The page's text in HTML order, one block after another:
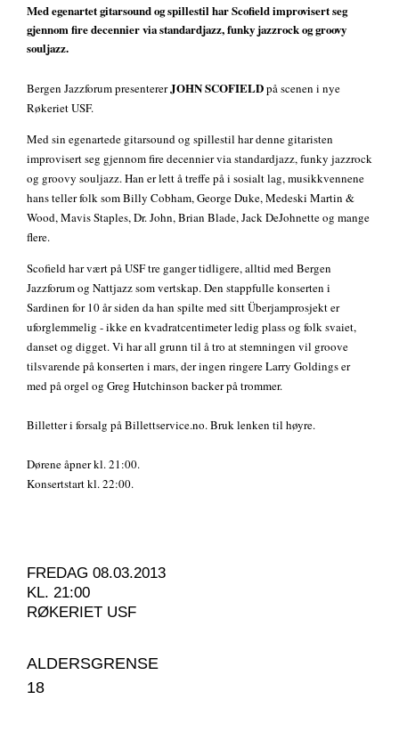
Med egenartet gitarsound og spillestil har Scofield improvisert seg
gjennom fire decennier via standardjazz, funky jazzrock og groovy
souljazz.
Bergen Jazzforum presentererJOHN SCOFIELDpå scenen i nye
Røkeriet USF.
Med sin egenartede gitarsound og spillestil har denne gitaristen
improvisert seg gjennom fire decennier via standardjazz, funky jazzrock
og groovy souljazz. Han er lett å treffe på i sosialt lag, musikkvennene
hans teller folk som Billy Cobham, George Duke, Medeski Martin &
Wood, Mavis Staples, Dr. John, Brian Blade, Jack DeJohnette og mange
flere.
Scofield har vært på USF tre ganger tidligere, alltid med Bergen
Jazzforum og Nattjazz som vertskap. Den stappfulle konserten i
Sardinen for 10 år siden da han spilte med sitt Überjamprosjekt er
uforglemmelig - ikke en kvadratcentimeter ledig plass og folk svaiet,
danset og digget. Vi har all grunn til å tro at stemningen vil groove
tilsvarende på konserten i mars, der ingen ringere Larry Goldings er
med på orgel og Greg Hutchinson backer på trommer.
Billetter i forsalg på Billettservice.no. Bruk lenken til høyre.
Dørene åpner kl. 21:00.
Konsertstart kl. 22:00.
FREDAG 08.03.2013
KL. 21:00
RØKERIET USF
ALDERSGRENSE
18